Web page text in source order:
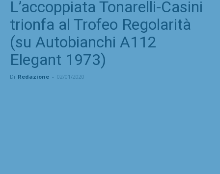
L’accoppiata Tonarelli-Casini
trionfa al Trofeo Regolarità
(su Autobianchi A112
Elegant 1973)
Di Redazione - 02/01/2020